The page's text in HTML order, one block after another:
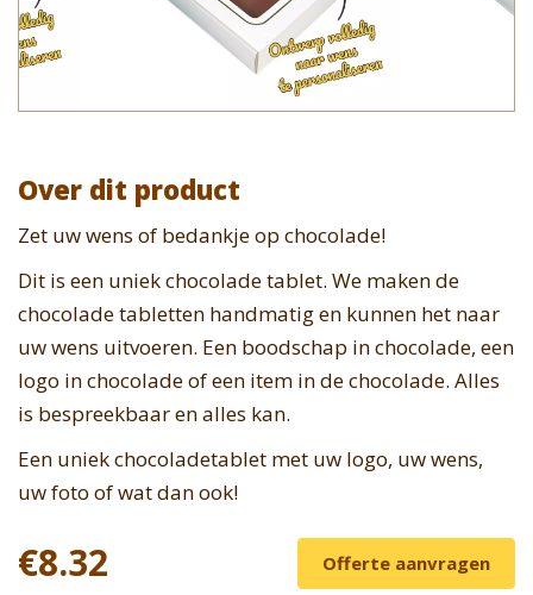
Over dit product
Zet uw wens of bedankje op chocolade!
Dit is een uniek chocolade tablet. We maken de
chocolade tabletten handmatig en kunnen het naar
uw wens uitvoeren. Een boodschap in chocolade, een
logo in chocolade of een item in de chocolade. Alles
is bespreekbaar en alles kan.
Een uniek chocoladetablet met uw logo, uw wens,
uw foto of wat dan ook!
€8.32 Offerte aanvragen